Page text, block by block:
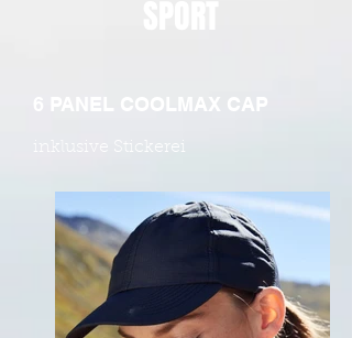
6 PANEL COOLMAX CAP
inklusive Stickerei